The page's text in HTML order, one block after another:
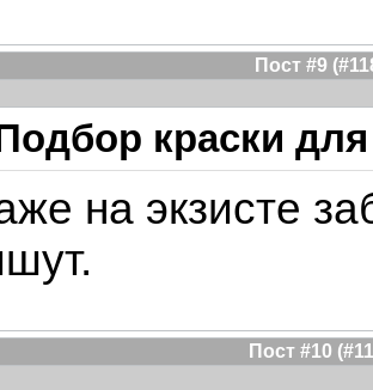
Пост #9
краски
на экзисте
Пост #10